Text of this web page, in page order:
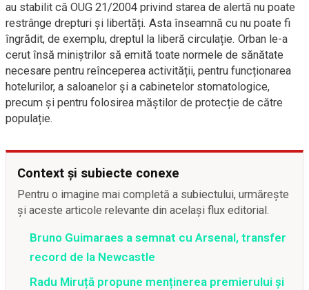
au stabilit că OUG 21/2004 privind starea de alertă nu poate
restrânge drepturi și libertăți. Asta înseamnă cu nu poate fi
îngrădit, de exemplu, dreptul la liberă circulație. Orban le-a
cerut însă miniștrilor să emită toate normele de sănătate
necesare pentru reînceperea activității, pentru funcționarea
hotelurilor, a saloanelor și a cabinetelor stomatologice,
precum și pentru folosirea măștilor de protecție de către
populație.
Context și subiecte conexe
Pentru o imagine mai completă a subiectului, urmărește
și aceste articole relevante din același flux editorial.
Bruno Guimaraes a semnat cu Arsenal, transfer
record de la Newcastle
Radu Miruță propune menținerea premierului și